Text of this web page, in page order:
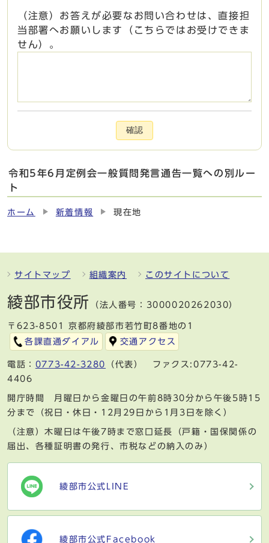
（注意）お答えが必要なお問い合わせは、直接担
当部署へお願いします（こちらではお受けできま
せん）。
確認
令和5年6月定例会一般質問発言通告一覧への別ルー
ト
ホーム 新着情報 現在地
サイトマップ 組織案内 このサイトについて
綾部市役所 （法人番号：3000020262030）
〒623-8501 京都府綾部市若竹町8番地の1
各課直通ダイアル
交通アクセス
電話： 0773-42-3280
（代表） ファクス:0773-42-
4406
開庁時間 月曜日から金曜日の午前8時30分から午後5時15
分まで（祝日・休日・12月29日から1月3日を除く）
（注意）木曜日は午後7時まで窓口延長（戸籍・国保関係の
届出、各種証明書の発行、市税などの納入のみ）
綾部市公式LINE
綾部市公式Facebook